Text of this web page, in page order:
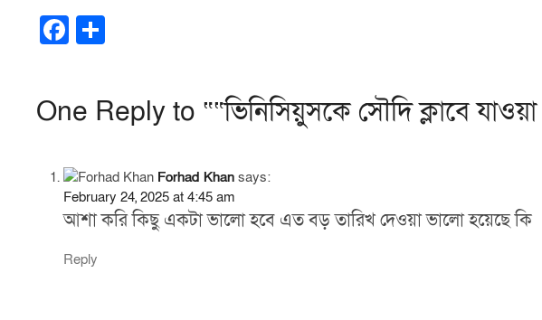
F
e
o
o
k
e
One Reply to ““ভিনিসিয়ুসকে সৌদি ক্লাবে
Forhad Khan says:
February 24, 2025 at 4:45 am
আশা করি কিছু একটা ভালো হবে এত বড় তারিখ দেওয়া ভালো হয়েছে কি
Reply